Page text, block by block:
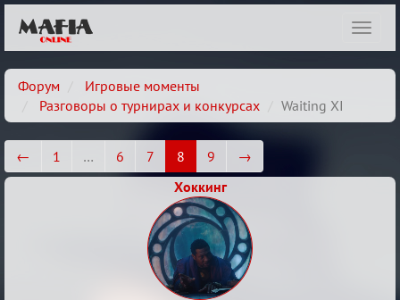
Форум
Игровые моменты
Разговоры о турнирах и конкурсах
Waiting XI
← 1 … 6 7 8 9
→
Хоккинг